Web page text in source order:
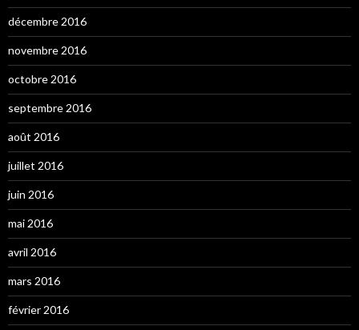
décembre 2016
novembre 2016
octobre 2016
septembre 2016
août 2016
juillet 2016
juin 2016
mai 2016
avril 2016
mars 2016
février 2016